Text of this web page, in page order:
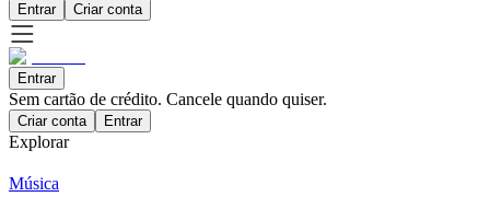
Entrar Criar conta
Entrar
Sem cartão de crédito. Cancele quando quiser.
Criar conta Entrar
Explorar
Música